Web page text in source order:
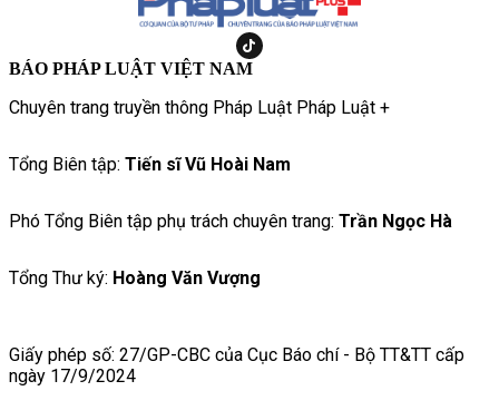
BÁO PHÁP LUẬT VIỆT NAM
Chuyên trang truyền thông Pháp Luật Pháp Luật +
Tổng Biên tập: Tiến sĩ Vũ Hoài Nam
Phó Tổng Biên tập phụ trách chuyên trang: Trần Ngọc Hà
Tổng Thư ký: Hoàng Văn Vượng
Giấy phép số: 27/GP-CBC của Cục Báo chí - Bộ TT&TT cấp
ngày 17/9/2024